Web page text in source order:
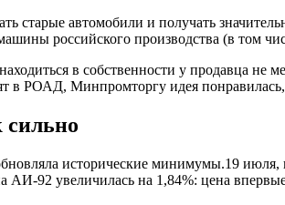
старые автомобили и получать
российского производства (в том
в собственности у продавца не
РОАД, Минпромторгу идея понравилась,
сильно
исторические минимумы.19
92 увеличилась на 1,84%: цена